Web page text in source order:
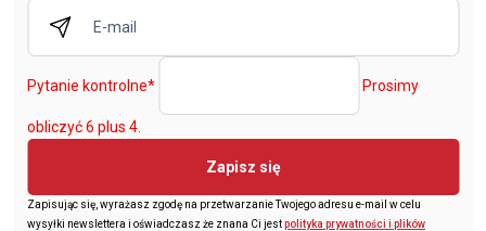
Pytanie kontrolne* Prosimy
obliczyć 6 plus 4.
Zapisz się
Zapisując się, wyrażasz zgodę na przetwarzanie Twojego adresu e-mail w celu
wysyłki newslettera i oświadczasz że znana Ci jestpolityka prywatności i plików